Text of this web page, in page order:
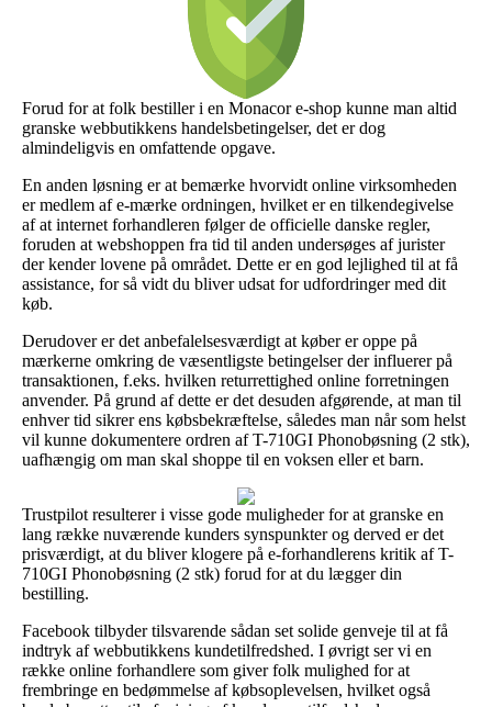
Forud for at folk bestiller i en Monacor e-shop kunne man altid
granske webbutikkens handelsbetingelser, det er dog
almindeligvis en omfattende opgave.
En anden løsning er at bemærke hvorvidt online virksomheden
er medlem af e-mærke ordningen, hvilket er en tilkendegivelse
af at internet forhandleren følger de officielle danske regler,
foruden at webshoppen fra tid til anden undersøges af jurister
der kender lovene på området. Dette er en god lejlighed til at få
assistance, for så vidt du bliver udsat for udfordringer med dit
køb.
Derudover er det anbefalelsesværdigt at køber er oppe på
mærkerne omkring de væsentligste betingelser der influerer på
transaktionen, f.eks. hvilken returrettighed online forretningen
anvender. På grund af dette er det desuden afgørende, at man til
enhver tid sikrer ens købsbekræftelse, således man når som helst
vil kunne dokumentere ordren af T-710GI Phonobøsning (2 stk),
uafhængig om man skal shoppe til en voksen eller et barn.
Trustpilot resulterer i visse gode muligheder for at granske en
lang række nuværende kunders synspunkter og derved er det
prisværdigt, at du bliver klogere på e-forhandlerens kritik af T-
710GI Phonobøsning (2 stk) forud for at du lægger din
bestilling.
Facebook tilbyder tilsvarende sådan set solide genveje til at få
indtryk af webbutikkens kundetilfredshed. I øvrigt ser vi en
række online forhandlere som giver folk mulighed for at
frembringe en bedømmelse af købsoplevelsen, hvilket også